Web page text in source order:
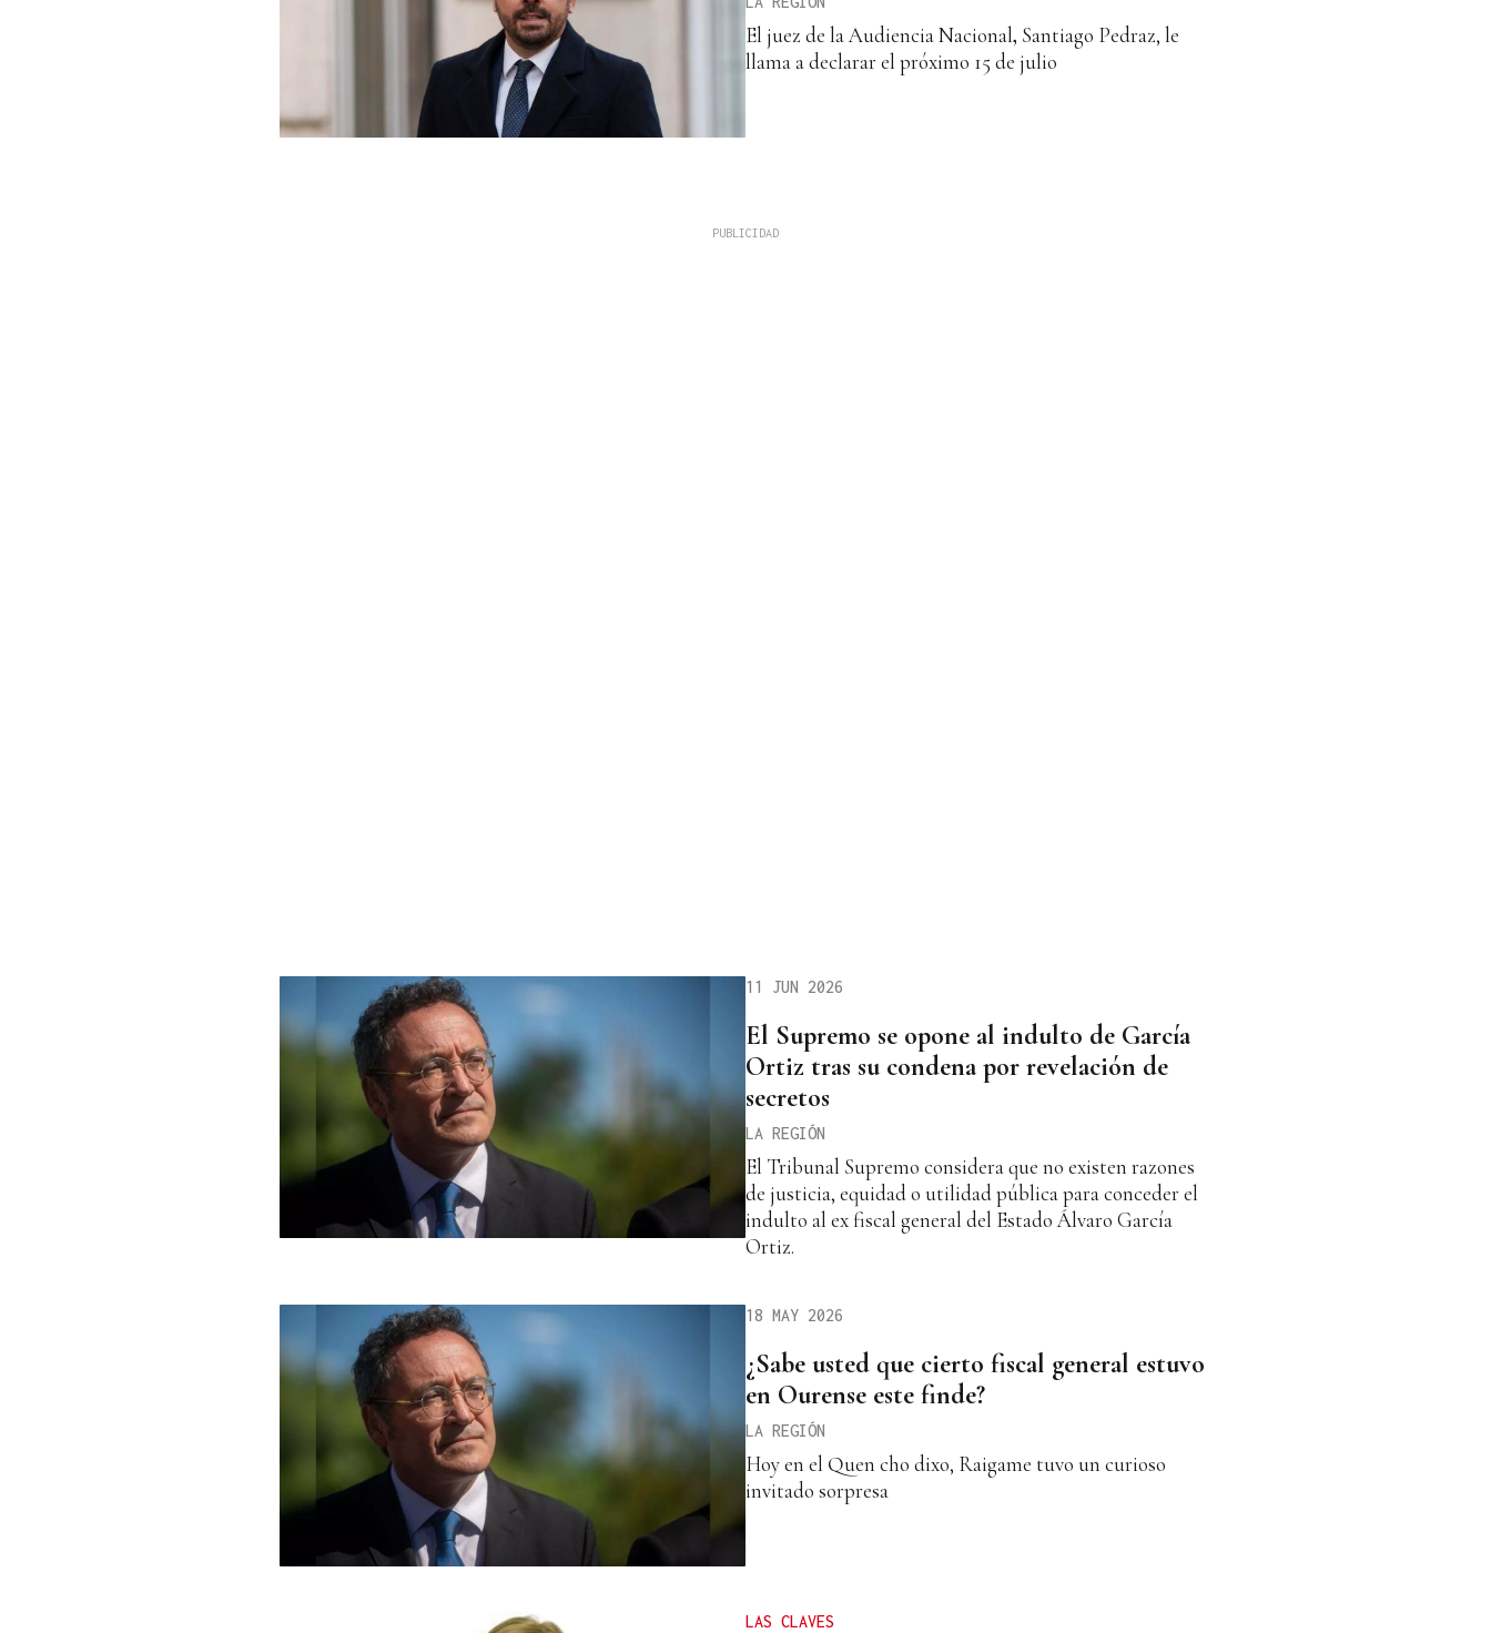
El juez de la Audiencia Nacional, Santiago Pedraz, le
llama a declarar el próximo 15 de julio
11 JUN 2026
El Supremo se opone al indulto de García
Ortiz tras su condena por revelación de
secretos
LA REGIÓN
El Tribunal Supremo considera que no existen razones
de justicia, equidad o utilidad pública para conceder el
indulto al ex fiscal general del Estado Álvaro García
Ortiz.
18 MAY 2026
¿Sabe usted que cierto fiscal general estuvo
en Ourense este finde?
LA REGIÓN
Hoy en el Quen cho dixo, Raigame tuvo un curioso
invitado sorpresa
LAS CLAVES